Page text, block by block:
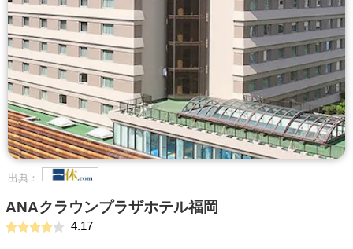
出典：
ANAクラウンプラザホテル福岡
4.17